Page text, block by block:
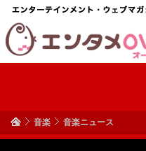
音楽 音楽ニュース